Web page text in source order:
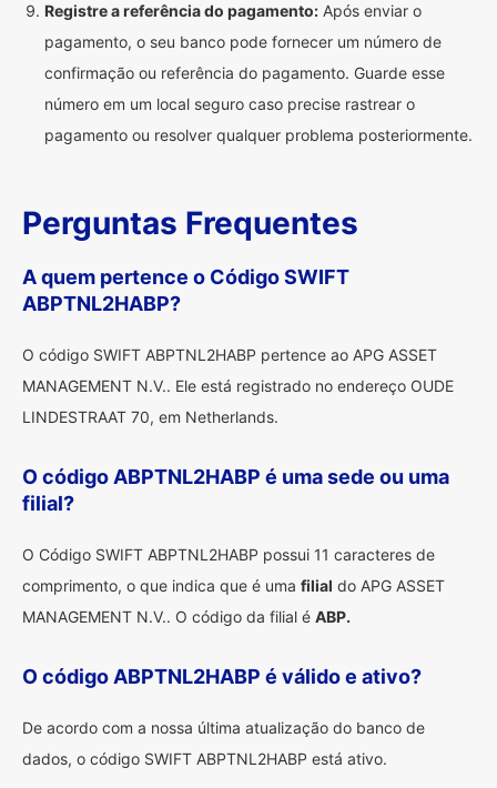
Registre a referência do pagamento: Após enviar o
pagamento, o seu banco pode fornecer um número de
confirmação ou referência do pagamento. Guarde esse
número em um local seguro caso precise rastrear o
pagamento ou resolver qualquer problema posteriormente.
Perguntas Frequentes
A quem pertence o Código SWIFT
ABPTNL2HABP?
O código SWIFT ABPTNL2HABP pertence ao APG ASSET
MANAGEMENT N.V.. Ele está registrado no endereço OUDE
LINDESTRAAT 70, em Netherlands.
O código ABPTNL2HABP é uma sede ou uma
filial?
O Código SWIFT ABPTNL2HABP possui 11 caracteres de
comprimento, o que indica que é uma filial do APG ASSET
MANAGEMENT N.V.. O código da filial é ABP.
O código ABPTNL2HABP é válido e ativo?
De acordo com a nossa última atualização do banco de
dados, o código SWIFT ABPTNL2HABP está ativo.